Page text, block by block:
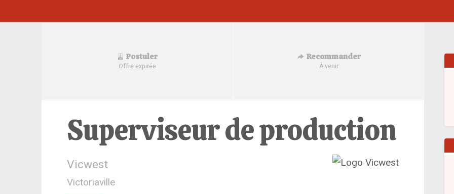
Postuler
Offre expirée
Recommander
À venir
Superviseur de production
Vicwest
Victoriaville